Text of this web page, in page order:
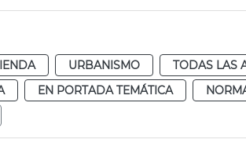
URBANISMO
TODAS LAS
EN PORTADA TEMÁTICA